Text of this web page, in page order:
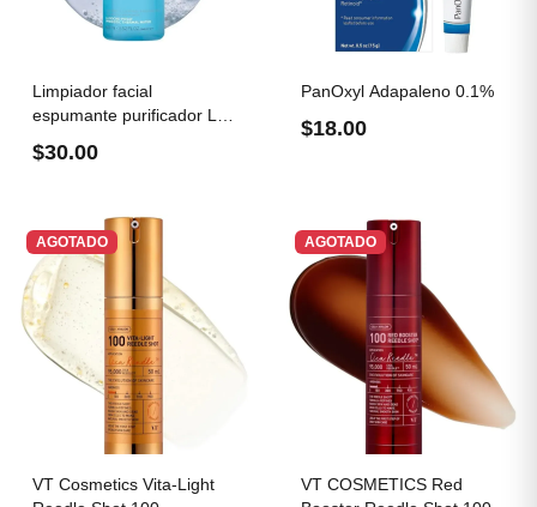
Limpiador facial
espumante purificador La
$30.00
PanOxyl Adapaleno 0.1%
$18.00
AGOTADO
VT Cosmetics Vita-Light
AGOTADO
VT COSMETICS Red